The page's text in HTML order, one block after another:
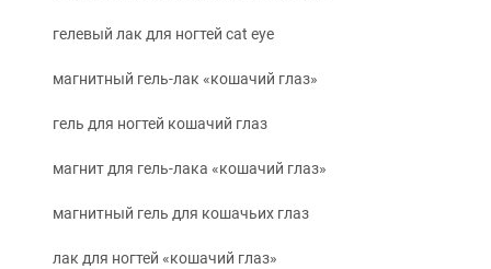
гелевый лак для ногтей cat eye
магнитный гель-лак «кошачий глаз»
гель для ногтей кошачий глаз
магнит для гель-лака «кошачий глаз»
магнитный гель для кошачьих глаз
лак для ногтей «кошачий глаз»